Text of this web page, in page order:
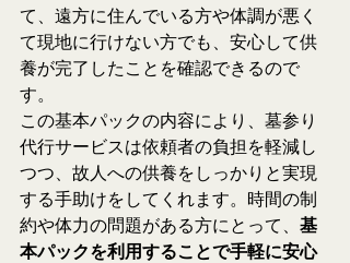
て、遠方に住んでいる方や体調が悪く
て現地に行けない方でも、安心して供
養が完了したことを確認できるので
す。
この基本パックの内容により、墓参り
代行サービスは依頼者の負担を軽減し
つつ、故人への供養をしっかりと実現
する手助けをしてくれます。時間の制
約や体力の問題がある方にとって、 基
本パックを利用することで手軽に安心